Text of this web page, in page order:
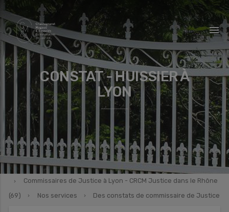
menu
CONSTAT - HUISSIER À
LYON
Commissaires de Justice à Lyon - CRCM Justice dans le Rhône
(69)
Nos services
Des constats de commissaire de Justice